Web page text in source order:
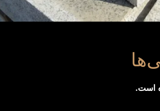
است.